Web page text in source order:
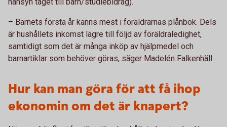
– Barnets första år känns mest i föräldrarnas plånbok. Dels
är hushållets inkomst lägre till följd av föräldraledighet,
samtidigt som det är många inköp av hjälpmedel och
barnartiklar som behöver göras, säger Madelén Falkenhäll.
Hur kan man göra för att få ihop
ekonomin om det är knapert?